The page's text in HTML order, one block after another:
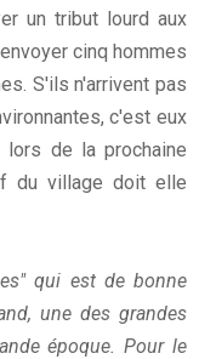
un tribut lourd aux
cinq hommes
S'ils n'arrivent pas
c'est eux
de la prochaine
du village doit elle
qui est de bonne
une des grandes
époque. Pour le